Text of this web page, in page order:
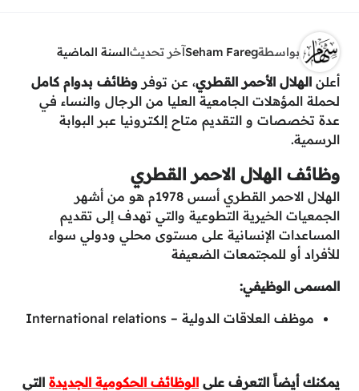
بواسطةSeham Faregآخر تحديثالسنة الماضية
أعلن الهلال الأحمر القطري، عن توفر وظائف بدوام كامل
لحملة المؤهلات الجامعية العليا من الرجال والنساء في
عدة تخصصات و التقديم متاح إلكترونيا عبر البوابة
الرسمية.
وظائف الهلال الاحمر القطري
الهلال الاحمر القطري أسس 1978م هو من أشهر
الجمعيات الخيرية التطوعية والتي تهدف إلى تقديم
المساعدات الإنسانية على مستوى محلي ودولي سواء
للأفراد أو للمجتمعات الضعيفة
المسمى الوظيفي:
موظف العلاقات الدولية – International relations
يمكنك أيضاً التعرف على الوظائف الحكومية الجديدة التي